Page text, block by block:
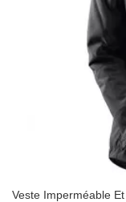
Veste Imperméable